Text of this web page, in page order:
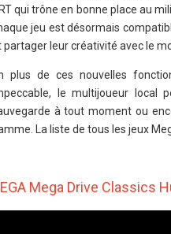
qui trône en bonne place au
jeu est désormais
partager leur créativité avec le
plus de ces nouvelles
le multijoueur local
à tout moment ou
La liste de tous les jeux
Mega Drive Classics